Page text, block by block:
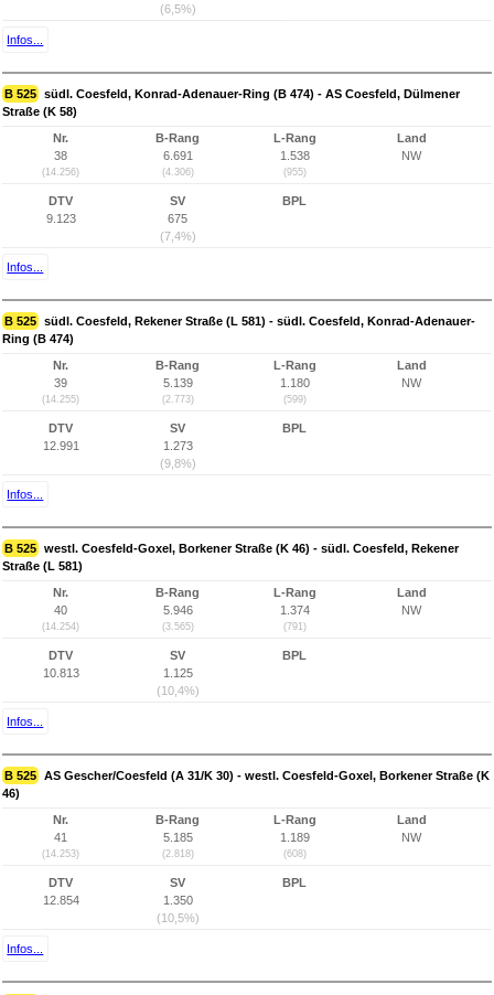
(6,5%)
Infos...
B 525 südl. Coesfeld, Konrad-Adenauer-Ring (B 474) - AS Coesfeld, Dülmener
Straße (K 58)
Nr.
38
(14.256)
B-Rang
6.691
(4.306)
L-Rang
1.538
(955)
Land
NW
DTV
9.123
SV
675
(7,4%)
BPL
Infos...
B 525 südl. Coesfeld, Rekener Straße (L 581) - südl. Coesfeld, Konrad-Adenauer-
Ring (B 474)
Nr.
39
(14.255)
B-Rang
5.139
(2.773)
L-Rang
1.180
(599)
Land
NW
DTV
12.991
SV
1.273
(9,8%)
BPL
Infos...
B 525 westl. Coesfeld-Goxel, Borkener Straße (K 46) - südl. Coesfeld, Rekener
Straße (L 581)
Nr.
40
(14.254)
B-Rang
5.946
(3.565)
L-Rang
1.374
(791)
Land
NW
DTV
10.813
SV
1.125
(10,4%)
BPL
Infos...
B 525 AS Gescher/Coesfeld (A 31/K 30) - westl. Coesfeld-Goxel, Borkener Straße (K
46)
Nr.
41
(14.253)
B-Rang
5.185
(2.818)
L-Rang
1.189
(608)
Land
NW
DTV
12.854
SV
1.350
(10,5%)
BPL
Infos...